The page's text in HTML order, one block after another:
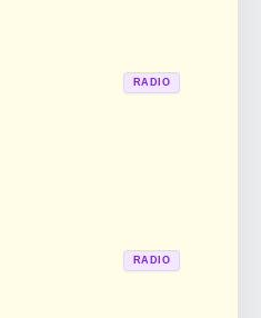
RADIO
RADIO